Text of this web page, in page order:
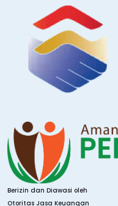
Berizin dan Diawasi oleh
Otoritas Jasa Keuangan